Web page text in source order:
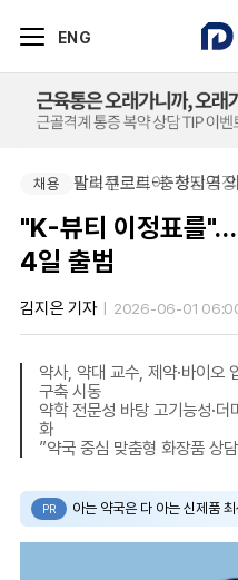
ENG
채용
채용 팜리쿠르트-충청지역
"K-뷰티 이정표를
4일 출범
김지은 기자 2026-06-01
약사, 약대 교수, 제약·바이오
구축 시동
약학 전문성 바탕 고기능성·
화
”약국 중심 맞춤형 화장품 상
PR 아는 약국은 다 아는 신제품